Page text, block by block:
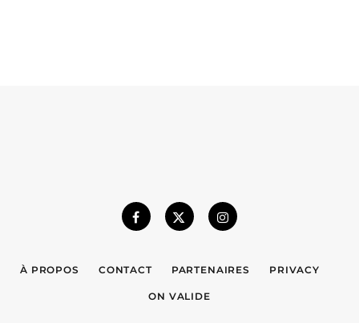
À PROPOS CONTACT PARTENAIRES PRIVACY
ON VALIDE